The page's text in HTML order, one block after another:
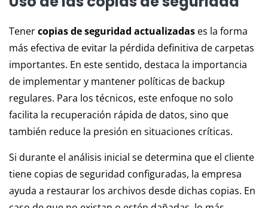
Tenercopias de seguridad actualizadas es la forma
más efectiva de evitar la pérdida definitiva de carpetas
importantes. En este sentido, destaca la importancia
de implementar y mantener políticas de backup
regulares. Para los técnicos, este enfoque no solo
facilita la recuperación rápida de datos, sino que
también reduce la presión en situaciones críticas.
Si durante el análisis inicial se determina que el cliente
tiene copias de seguridad configuradas, la empresa
ayuda a restaurar los archivos desde dichas copias. En